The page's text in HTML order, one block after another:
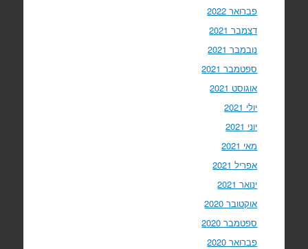
פברואר 2022
דצמבר 2021
נובמבר 2021
ספטמבר 2021
אוגוסט 2021
יולי 2021
יוני 2021
מאי 2021
אפריל 2021
ינואר 2021
אוקטובר 2020
ספטמבר 2020
פברואר 2020